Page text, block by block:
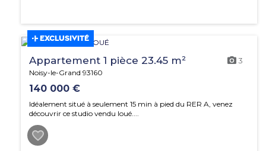
EXCLUSIVITÉ
Appartement 1 pièce 23.45 m² 3
Noisy-le-Grand 93160
140 000 €
Idéalement situé à seulement 15 min à pied du RER A, venez
découvrir ce studio vendu loué....